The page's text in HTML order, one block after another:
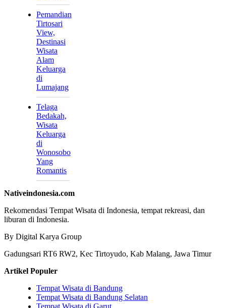
Pemandian
Tirtosari
View,
Destinasi
Wisata
Alam
Keluarga
di
Lumajang
Telaga
Bedakah,
Wisata
Keluarga
di
Wonosobo
Yang
Romantis
Nativeindonesia.com
Rekomendasi Tempat Wisata di Indonesia, tempat rekreasi, dan
liburan di Indonesia.
By Digital Karya Group
Gadungsari RT6 RW2, Kec Tirtoyudo, Kab Malang, Jawa Timur
Artikel Populer
Tempat Wisata di Bandung
Tempat Wisata di Bandung Selatan
Tempat Wisata di Garut